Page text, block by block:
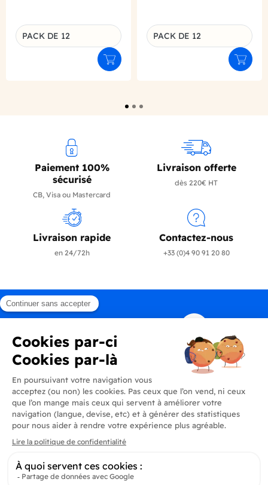
Déclinaison du produit
PACK DE 12
Ajouter au panier
Déclinaison du produit
PACK DE 12
Paiement 100%
sécurisé
CB, Visa ou Mastercard
Livraison offerte
dès 220€ HT
Livraison rapide
en 24/72h
Contactez-nous
+33 (0)4 90 91 20 80